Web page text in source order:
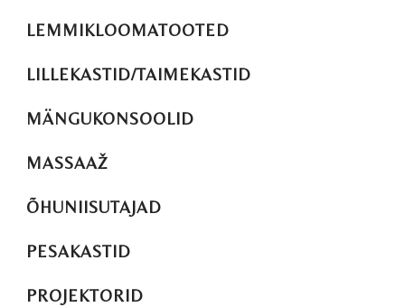
LEMMIKLOOMATOOTED
LILLEKASTID/TAIMEKASTID
MÄNGUKONSOOLID
MASSAAŽ
ÕHUNIISUTAJAD
PESAKASTID
PROJEKTORID